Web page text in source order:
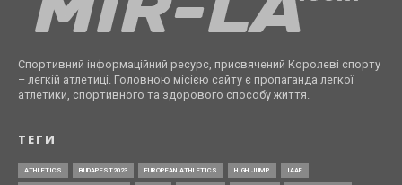
Спортивний інформаційний ресурс, присвячений Королеві спорту
– легкій атлетиці. Головною місією сайту є пропаганда легкої
атлетики, спортивного та здорового способу життя.
ТЕГИ
ATHLETICS BUDAPEST2023 EUROPEAN ATHLETICS HIGH JUMP IAAF